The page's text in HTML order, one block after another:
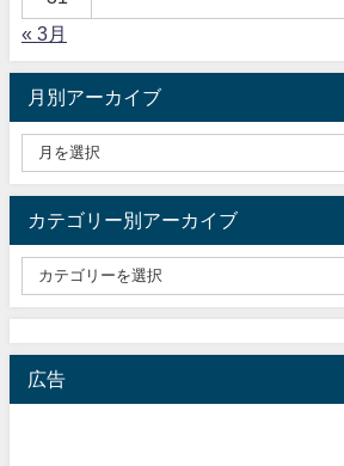
« 3月
月別アーカイブ
カテゴリー別アーカイブ
広告